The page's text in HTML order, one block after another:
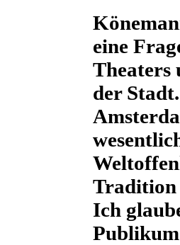
eine
Theaters
der
Tradition
Ich